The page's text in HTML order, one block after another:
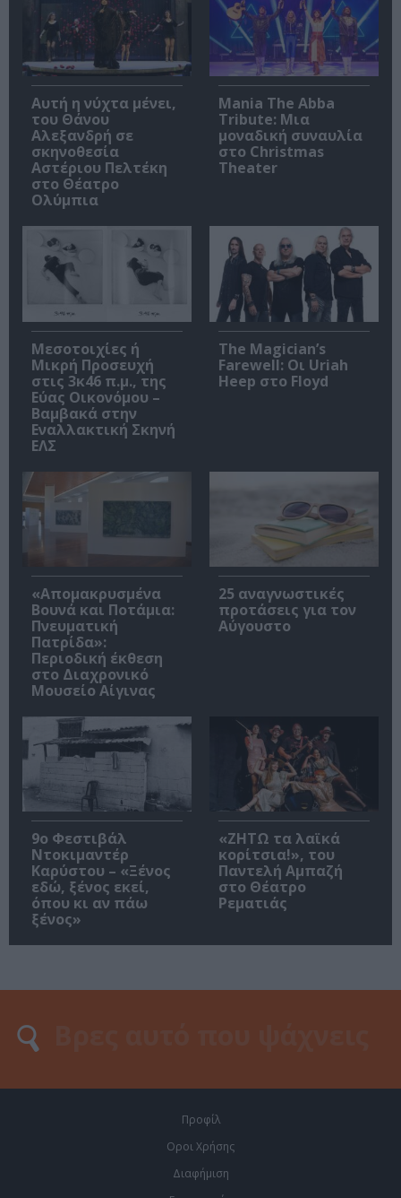
Αυτή η νύχτα μένει,
του Θάνου
Αλεξανδρή σε
σκηνοθεσία
Αστέριου Πελτέκη
στο Θέατρο
Ολύμπια
Mania The Abba
Tribute: Μια
μοναδική συναυλία
στο Christmas
Theater
Μεσοτοιχίες ή
Μικρή Προσευχή
στις 3κ46 π.μ., της
Εύας Οικονόμου –
Βαμβακά στην
Εναλλακτική Σκηνή
ΕΛΣ
The Magician’s
Farewell: Οι Uriah
Heep στο Floyd
«Απομακρυσμένα
Βουνά και Ποτάμια:
Πνευματική
Πατρίδα»:
Περιοδική έκθεση
στο Διαχρονικό
Μουσείο Αίγινας
25 αναγνωστικές
προτάσεις για τον
Αύγουστο
9ο Φεστιβάλ
Ντοκιμαντέρ
Καρύστου – «Ξένος
εδώ, ξένος εκεί,
όπου κι αν πάω
ξένος»
«ΖΗΤΩ τα λαϊκά
κορίτσια!», του
Παντελή Αμπαζή
στο Θέατρο
Ρεματιάς
Προφίλ
Οροι Χρήσης
Διαφήμιση